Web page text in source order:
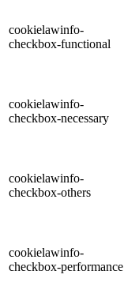
cookielawinfo-
checkbox-functional
cookielawinfo-
checkbox-necessary
cookielawinfo-
checkbox-others
cookielawinfo-
checkbox-performance